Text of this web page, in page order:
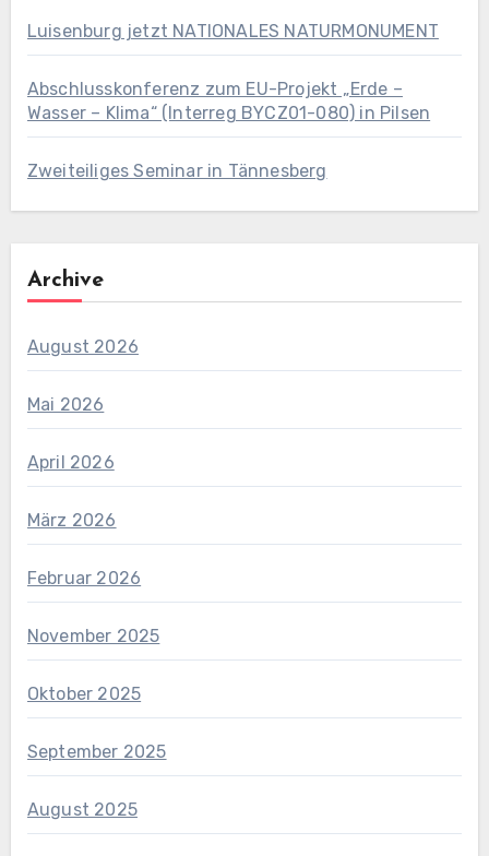
Luisenburg jetzt NATIONALES NATURMONUMENT
Abschlusskonferenz zum EU-Projekt „Erde –
Wasser – Klima“ (Interreg BYCZ01-080) in Pilsen
Zweiteiliges Seminar in Tännesberg
Archive
August 2026
Mai 2026
April 2026
März 2026
Februar 2026
November 2025
Oktober 2025
September 2025
August 2025